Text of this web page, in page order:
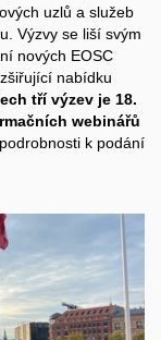
uzlů a služeb
Výzvy se liší svým
nových EOSC
nabídku
tří výzev je 18.
webinářů
k podání